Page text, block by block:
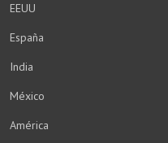
EEUU
España
India
México
América